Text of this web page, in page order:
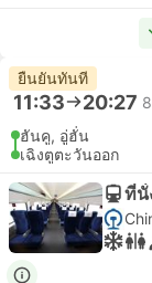
ยืนยันทันที
11:33 20:27
ฮันคู, อู่ฮั่น
เฉิงตูตะวันออก
ที่นั่